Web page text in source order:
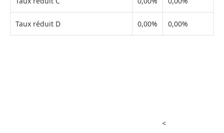
Taux réduit D 0,00% 0,00%
<